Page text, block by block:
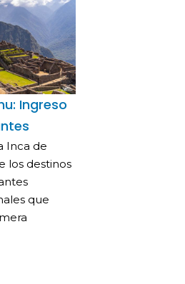
Ingreso
Inca de
los destinos
que